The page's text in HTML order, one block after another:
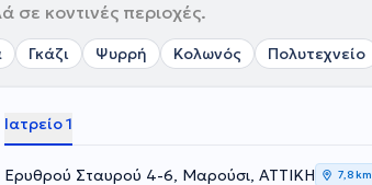
σε κοντινές περιοχές.
Γκάζι Ψυρρή Κολωνός Πολυτεχνείο
Ιατρείο 1
Ερυθρού Σταυρού 4-6, Μαρούσι, ΑΤΤΙΚΗ 7,8 km